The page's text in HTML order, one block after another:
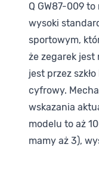
Q GW87-009
wysoki
sportowym,
że zegarek
jest przez
cyfrowy.
wskazania
modelu to aż
mamy aż 3),